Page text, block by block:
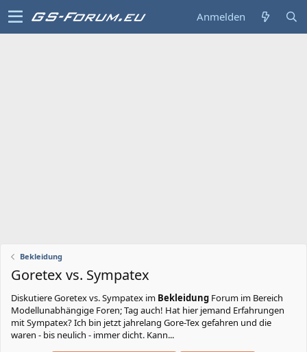
Anmelden
Bekleidung
Goretex vs. Sympatex
DiskutiereGoretex vs. Sympatex im Bekleidung Forum im Bereich
Modellunabhängige Foren; Tag auch! Hat hier jemand Erfahrungen
mit Sympatex? Ich bin jetzt jahrelang Gore-Tex gefahren und die
waren - bis neulich - immer dicht. Kann...